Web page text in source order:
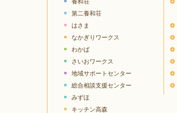
養和荘
第二養和荘
はさま
なかぎりワークス
わかば
さいおワークス
地域サポートセンター
総合相談支援センター
みずほ
キッチン高森